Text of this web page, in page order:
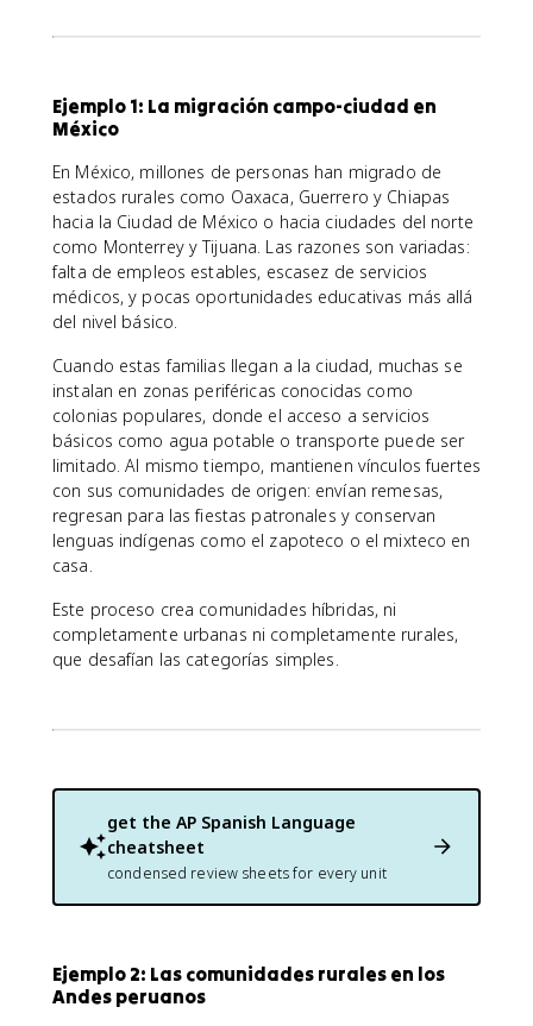
Ejemplo 1: La migración campo-ciudad en
México
En México, millones de personas han migrado de
estados rurales como Oaxaca, Guerrero y Chiapas
hacia la Ciudad de México o hacia ciudades del norte
como Monterrey y Tijuana. Las razones son variadas:
falta de empleos estables, escasez de servicios
médicos, y pocas oportunidades educativas más allá
del nivel básico.
Cuando estas familias llegan a la ciudad, muchas se
instalan en zonas periféricas conocidas como
colonias populares, donde el acceso a servicios
básicos como agua potable o transporte puede ser
limitado. Al mismo tiempo, mantienen vínculos fuertes
con sus comunidades de origen: envían remesas,
regresan para las fiestas patronales y conservan
lenguas indígenas como el zapoteco o el mixteco en
casa.
Este proceso crea comunidades híbridas, ni
completamente urbanas ni completamente rurales,
que desafían las categorías simples.
get the AP Spanish Language
cheatsheet
condensed review sheets for every unit
Ejemplo 2: Las comunidades rurales en los
Andes peruanos